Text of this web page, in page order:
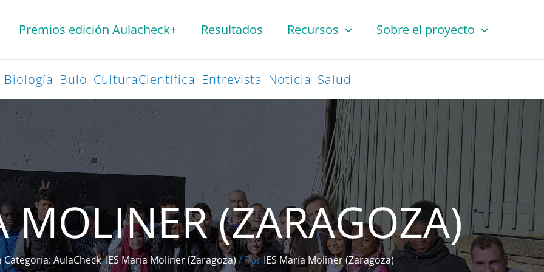
Premios edición Aulacheck+ Resultados Recursos Sobre el proyecto
Biología Bulo CulturaCientífica Entrevista Noticia Salud
MOLINER (ZARAGOZA)
Categoría: AulaCheck,IES María Moliner (Zaragoza)/ PorIES María Moliner (Zaragoza)